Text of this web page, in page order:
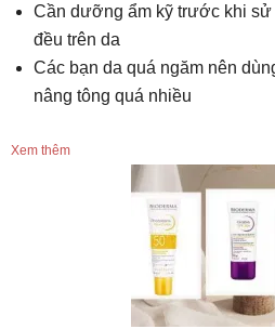
Cần dưỡng ẩm kỹ trước khi sử
đều trên da
Các bạn da quá ngăm nên
nâng tông quá nhiều
Xem thêm